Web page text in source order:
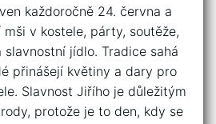
každoročně 24. června a
mši v kostele, párty, soutěže,
slavnostní jídlo. Tradice sahá
přinášejí květiny a dary pro
Slavnost Jiřího je důležitým
protože je to den, kdy se